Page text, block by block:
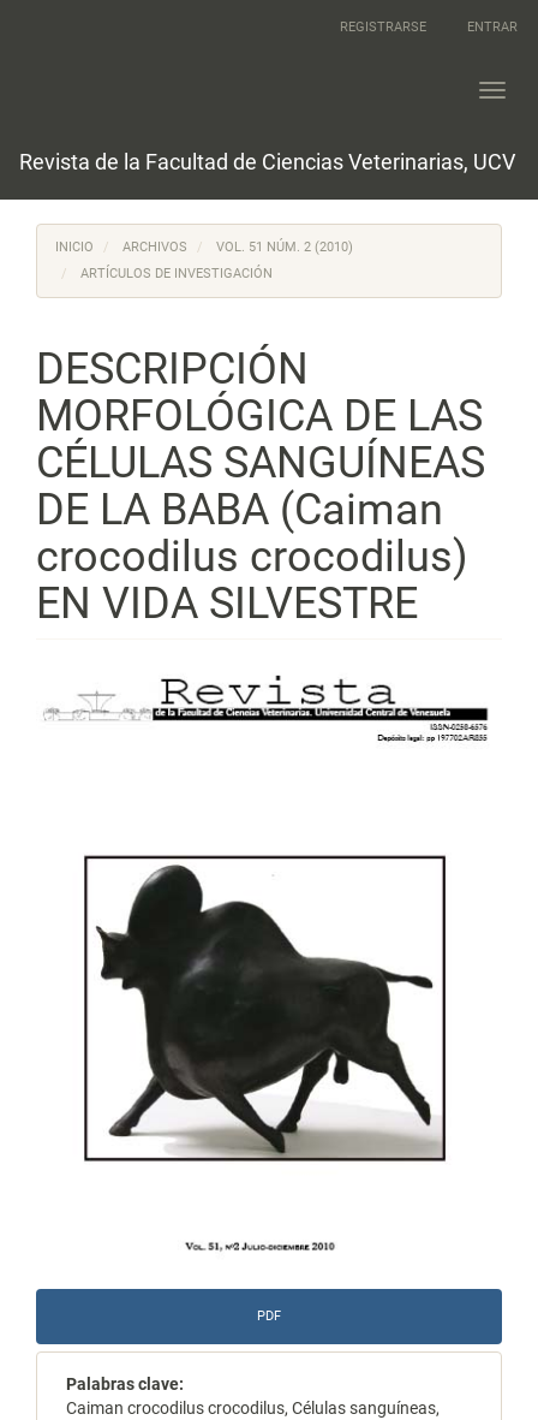
REGISTRARSE ENTRAR
Revista de la Facultad de Ciencias Veterinarias, UCV
INICIO ARCHIVOS
VOL. 51 NÚM. 2 (2010)
ARTÍCULOS DE INVESTIGACIÓN
DESCRIPCIÓN
MORFOLÓGICA DE LAS
CÉLULAS SANGUÍNEAS
DE LA BABA (Caiman
crocodilus crocodilus)
EN VIDA SILVESTRE
Barra
lateral
PDF
Palabras clave:
Caiman crocodilus crocodilus, Células sanguíneas,